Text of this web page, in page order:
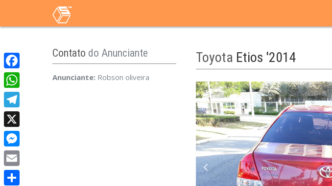
Toyota Etios '2014
Contato do Anunciante
Anunciante: Robson oliveira
Facebook
WhatsApp
Telegram
X
Messenger
Email